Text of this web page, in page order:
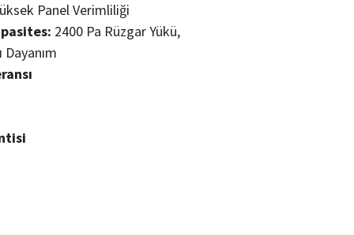
Panel Verimliliği
2400 Pa Rüzgar Yükü,
Dayanım